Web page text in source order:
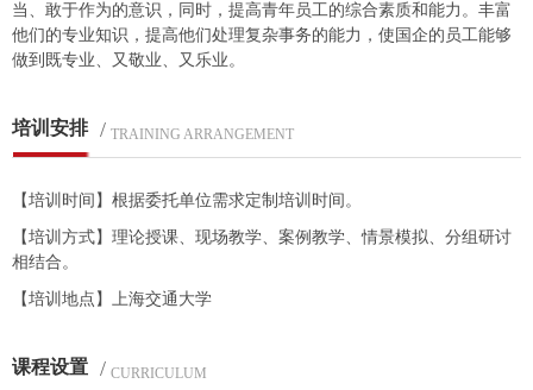
当、敢于作为的意识，同时，提高青年员工的综合素质和能力。丰富
他们的专业知识，提高他们处理复杂事务的能力，使国企的员工能够
做到既专业、又敬业、又乐业。
培训安排 / TRAINING ARRANGEMENT
【培训时间】根据委托单位需求定制培训时间。
【培训方式】理论授课、现场教学、案例教学、情景模拟、分组研讨
相结合。
【培训地点】上海交通大学
课程设置 / CURRICULUM